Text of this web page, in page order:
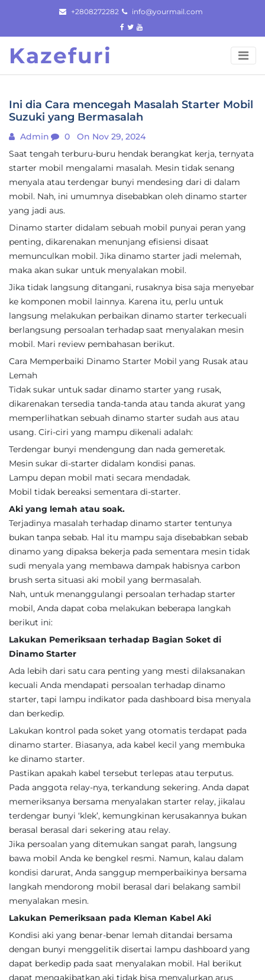
content
+2808272282 info@yourmail.com
Kazefuri
Ini dia Cara mencegah Masalah Starter Mobil
Suzuki yang Bermasalah
Admin 0
On Nov 29, 2024
Saat tengah terburu-buru hendak berangkat kerja, ternyata
starter mobil mengalami masalah. Mesin tidak senang
menyala atau terdengar bunyi mendesing dari di dalam
mobil. Nah, ini umumnya disebabkan oleh dinamo starter
yang jadi aus.
Dinamo starter didalam sebuah mobil punyai peran yang
penting, dikarenakan menunjang efisiensi disaat
memunculkan mobil. Jika dinamo starter jadi melemah,
maka akan sukar untuk menyalakan mobil.
Jika tidak langsung ditangani, rusaknya bisa saja menyebar
ke komponen mobil lainnya. Karena itu, perlu untuk
langsung melakukan perbaikan dinamo starter terkecuali
berlangsung persoalan terhadap saat menyalakan mesin
mobil. Mari review pembahasan berikut.
Cara Memperbaiki Dinamo Starter Mobil yang Rusak atau
Lemah
Tidak sukar untuk sadar dinamo starter yang rusak,
dikarenakan tersedia tanda-tanda atau tanda akurat yang
memperlihatkan sebuah dinamo starter sudah aus atau
usang. Ciri-ciri yang mampu dikenali adalah:
Terdengar bunyi mendengung dan nada gemeretak.
Mesin sukar di-starter didalam kondisi panas.
Lampu depan mobil mati secara mendadak.
Mobil tidak bereaksi sementara di-starter.
Aki yang lemah atau soak.
Terjadinya masalah terhadap dinamo starter tentunya
bukan tanpa sebab. Hal itu mampu saja disebabkan sebab
dinamo yang dipaksa bekerja pada sementara mesin tidak
sudi menyala yang membawa dampak habisnya carbon
brush serta situasi aki mobil yang bermasalah.
Nah, untuk menanggulangi persoalan terhadap starter
mobil, Anda dapat coba melakukan beberapa langkah
berikut ini:
Lakukan Pemeriksaan terhadap Bagian Soket di
Dinamo Starter
Ada lebih dari satu cara penting yang mesti dilaksanakan
kecuali Anda mendapati persoalan terhadap dinamo
starter, tapi lampu indikator pada dashboard bisa menyala
dan berkedip.
Lakukan kontrol pada soket yang otomatis terdapat pada
dinamo starter. Biasanya, ada kabel kecil yang membuka
ke dinamo starter.
Pastikan apakah kabel tersebut terlepas atau terputus.
Pada anggota relay-nya, terkandung sekering. Anda dapat
memeriksanya bersama menyalakan starter relay, jikalau
terdengar bunyi ‘klek’, kemungkinan kerusakannya bukan
berasal berasal dari sekering atau relay.
Jika persoalan yang ditemukan sangat parah, langsung
bawa mobil Anda ke bengkel resmi. Namun, kalau dalam
kondisi darurat, Anda sanggup memperbaikinya bersama
langkah mendorong mobil berasal dari belakang sambil
menyalakan mesin.
Lakukan Pemeriksaan pada Kleman Kabel Aki
Kondisi aki yang benar-benar lemah ditandai bersama
dengan bunyi menggelitik disertai lampu dashboard yang
dapat berkedip pada saat menyalakan mobil. Hal berikut
dapat mengakibatkan aki tidak bisa menyalurkan arus